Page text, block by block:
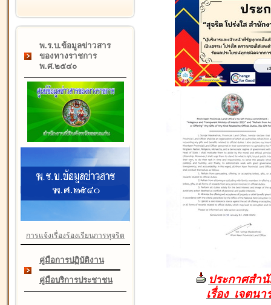
พ.ร.บ.ข้อมูลข่าวสาร
ของทางราชการ
พ.ศ.๒๕๔๐
การแจ้งเรื่องร้องเรียนการทุจริต
คู่มือการปฏิบัติงาน
คู่มือบริการประชาชน
ประกาศสำ
เรื่อง เจตน